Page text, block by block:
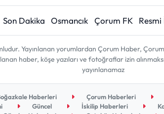
Son Dakika Osmancık Çorum FK Resmi
Yayınlanan yorumlardan Çorum Haber,
haber, köşe yazıları ve fotoğraflar izin
yayınlanamaz
Haberleri Çorum Haberleri
Güncel İskilip Haberleri